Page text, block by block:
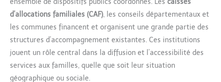
ensemble de dispositifs publics coordonnés. Les caisses
d’allocations familiales (CAF), les conseils départementaux et
les communes financent et organisent une grande partie des
structures d’accompagnement existantes. Ces institutions
jouent un rôle central dans la diffusion et l’accessibilité des
services aux familles, quelle que soit leur situation
géographique ou sociale.